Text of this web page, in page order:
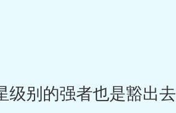
别的强者也是豁出去